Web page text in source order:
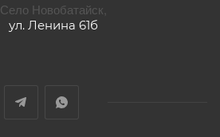
Село Новобатайск,
ул. Ленина 61б